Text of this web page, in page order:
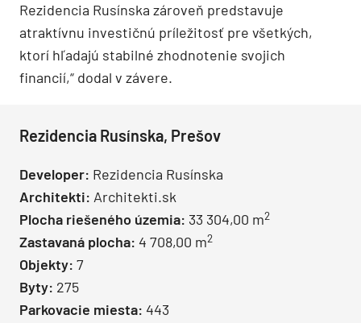
Rezidencia Rusínska zároveň predstavuje
atraktívnu investičnú príležitosť pre všetkých,
ktorí hľadajú stabilné zhodnotenie svojich
financií,“ dodal v závere.
Rezidencia Rusínska, Prešov
Developer: Rezidencia Rusínska
Architekti: Architekti.sk
Plocha riešeného územia: 33 304,00 m2
Zastavaná plocha: 4 708,00 m2
Objekty: 7
Byty: 275
Parkovacie miesta: 443